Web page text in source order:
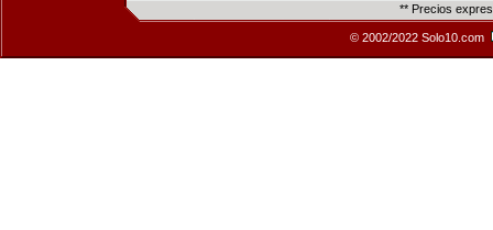
** Precios
© 2002/2022 Solo10.com